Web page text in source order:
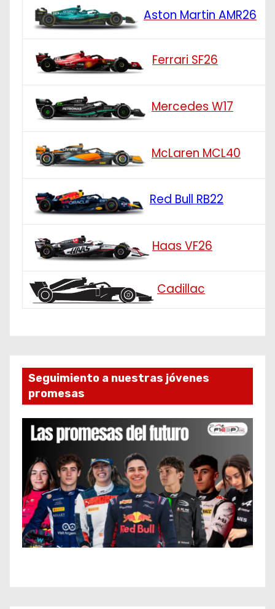
Aston Martin AMR26
Ferrari SF26
Mercedes W17
McLaren MCL40
Red Bull RB22
Haas VF26
Cadillac
Seguimiento a nuestras jóvenes
promesas